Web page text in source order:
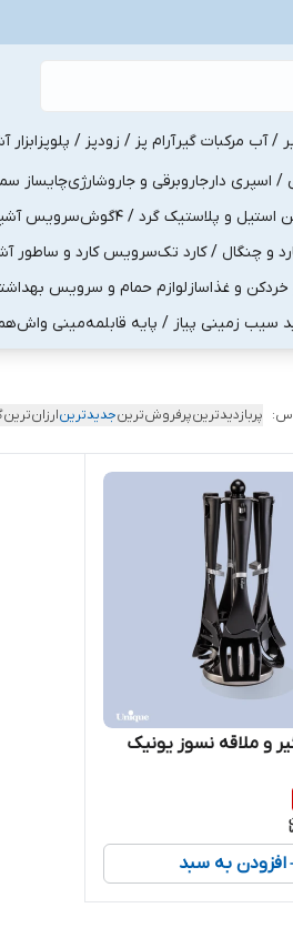
/ آب مرکبات گیرآرام پز / زودپز / پلوپزابزار
اسپری دارجاروبرقی و جاروشارژیچایساز
و پلاستیک گرد / 4گوش سرویس
و چنگال / کارد تکسرویس کارد و ساطور
و غذاسازلوازم حمام و سرویس
سیب زمینی پیاز / پایه قابلمهمینی واش
پربازدیدترینپرفروش‌ترینجدیدترینارزان‌ترین
و ملاقه نسوز یونیک
افزودن به سبد